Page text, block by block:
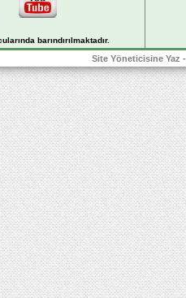
barındırılmaktadır.
Site Yöneticisine Yaz